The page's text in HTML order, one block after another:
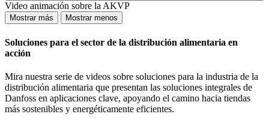
Video animación sobre la AKVP
Mostrar más Mostrar menos
Soluciones para el sector de la distribución alimentaria en
acción
Mira nuestra serie de videos sobre soluciones para la industria de la
distribución alimentaria que presentan las soluciones integrales de
Danfoss en aplicaciones clave, apoyando el camino hacia tiendas
más sostenibles y energéticamente eficientes.